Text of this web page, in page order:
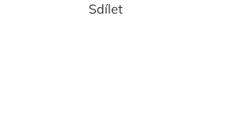
Sdílet